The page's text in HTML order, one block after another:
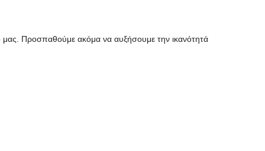
Προσπαθούμε ακόμα να αυξήσουμε την ικανότητά